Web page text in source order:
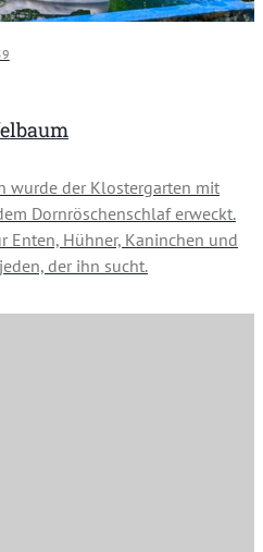
wurde der Klostergarten mit
Dornröschenschlaf erweckt.
Enten, Hühner, Kaninchen und
der ihn sucht.